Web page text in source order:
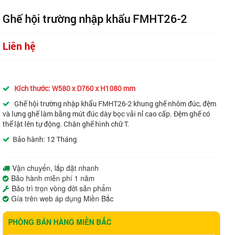
Ghế hội trường nhập khẩu FMHT26-2
Liên hệ
Kích thước: W580 x D760 x H1080 mm
Ghế hội trường nhập khẩu FMHT26-2 khung ghế nhôm đúc, đệm
và lưng ghế làm bằng mút đúc dày bọc vải nỉ cao cấp. Đệm ghế có
thể lật lên tự động. Chân ghế hình chữ T.
Bảo hành: 12 Tháng
Vận chuyển, lắp đặt nhanh
Bảo hành miễn phí 1 năm
Bảo trì trọn vòng đời sản phẩm
Gía trên web áp dụng Miền Bắc
PHÒNG BÁN HÀNG MIỀN BẮC